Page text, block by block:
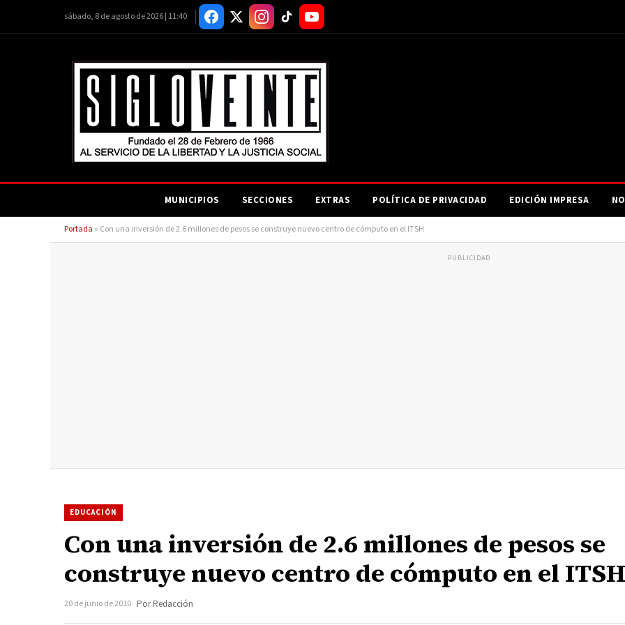
sábado, 8 de agosto de 2026 | 11:40
MUNICIPIOS SECCIONES EXTRAS POLÍTICA DE PRIVACIDAD EDICIÓN IMPRESA
Portada » Con una inversión de 2.6 millones de pesos se construye nuevo centro de cómputo en el ITSH
PUBLICIDAD
EDUCACIÓN
Con una inversión de 2.6 millones de pesos se
construye nuevo centro de cómputo en el
20 de junio de 2010 Por Redacción